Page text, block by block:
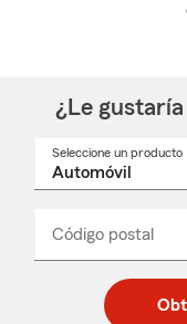
¿Le
Seleccione un producto
Código postal
de
de
_____